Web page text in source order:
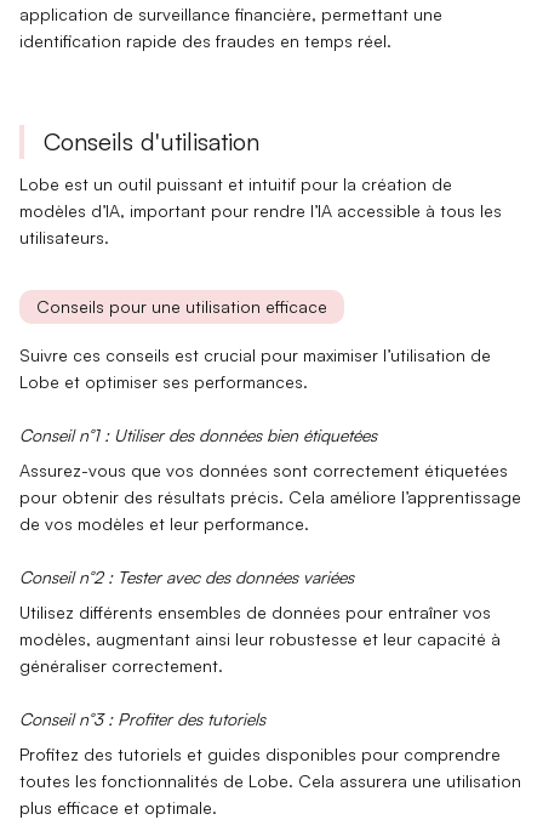
application de surveillance financière, permettant une
identification rapide des fraudes en temps réel.
Conseils d'utilisation
Lobe est un outil puissant et intuitif pour la création de
modèles d’IA, important pour rendre l’IA accessible à tous les
utilisateurs.
Conseils pour une utilisation efficace
Suivre ces conseils est crucial pour maximiser l’utilisation de
Lobe et optimiser ses performances.
Conseil n°1 : Utiliser des données bien étiquetées
Assurez-vous que vos données sont correctement étiquetées
pour obtenir des résultats précis. Cela améliore l’apprentissage
de vos modèles et leur performance.
Conseil n°2 : Tester avec des données variées
Utilisez différents ensembles de données pour entraîner vos
modèles, augmentant ainsi leur robustesse et leur capacité à
généraliser correctement.
Conseil n°3 : Profiter des tutoriels
Profitez destutoriels et guides disponibles pour comprendre
toutes les fonctionnalités de Lobe. Cela assurera une utilisation
plus efficace et optimale.